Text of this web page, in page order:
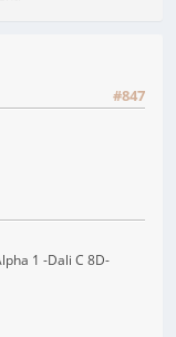
#847
1 -Dali C 8D-